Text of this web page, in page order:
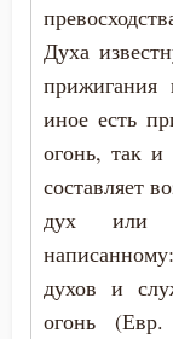
Курение
Лень
Лесть
Ложь
Лукавство
Духа
прижигания
иное есть
огонь, так
составляет
дух или
духов и
огонь